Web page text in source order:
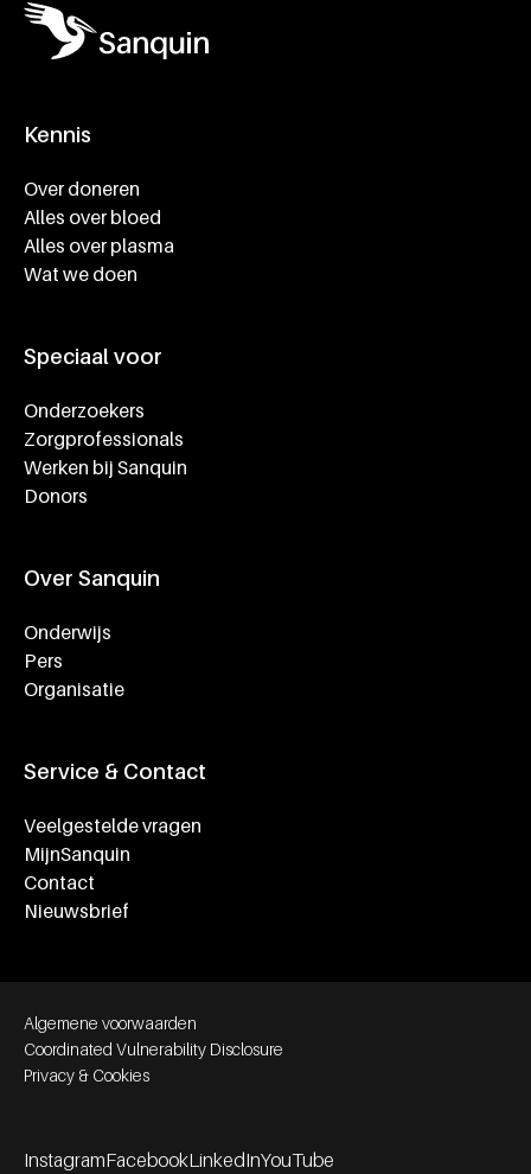
Kennis
Over doneren
Alles over bloed
Alles over plasma
Wat we doen
Speciaal voor
Onderzoekers
Zorgprofessionals
Werken bij Sanquin
Donors
Over Sanquin
Onderwijs
Pers
Organisatie
Service & Contact
Veelgestelde vragen
MijnSanquin
Contact
Nieuwsbrief
Footer bottom navigation
Algemene voorwaarden
Coordinated Vulnerability Disclosure
Privacy & Cookies
InstagramFacebookLinkedInYouTube